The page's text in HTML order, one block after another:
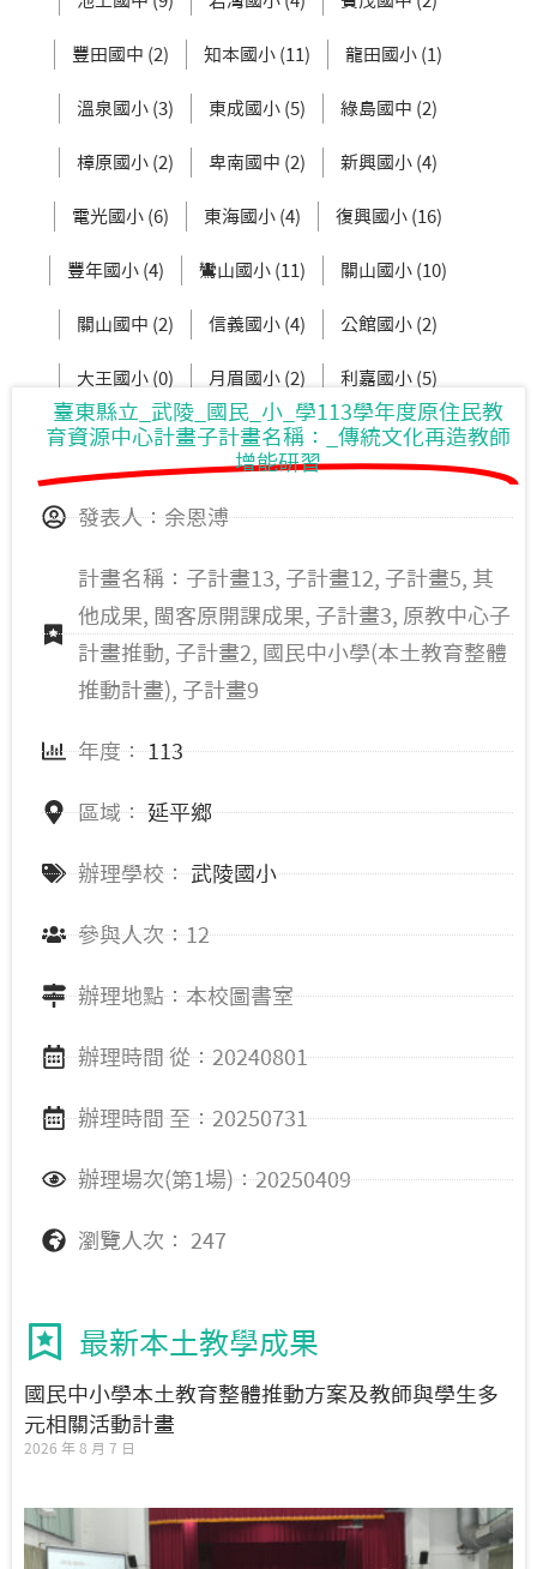
豐田國中 (2) 知本國小 (11) 龍田國小 (1)
溫泉國小 (3) 東成國小 (5) 綠島國中 (2)
樟原國小 (2) 卑南國中 (2) 新興國小 (4)
電光國小 (6) 東海國小 (4) 復興國小 (16)
豐年國小 (4) 鸞山國小 (11) 關山國小 (10)
關山國中 (2) 信義國小 (4) 公館國小 (2)
大王國小 (0) 月眉國小 (2) 利嘉國小 (5)
新生國中 (3) 東大附小 (2)
臺東縣立_武陵_國民_小_學113學年度原住民教
育資源中心計畫子計畫名稱：_傳統文化再造教師
增能研習
發表人：余恩溥
計畫名稱：子計畫13, 子計畫12, 子計畫5, 其
他成果, 閩客原開課成果, 子計畫3, 原教中心子
計畫推動, 子計畫2, 國民中小學(本土教育整體
推動計畫), 子計畫9
年度： 113
區域： 延平鄉
辦理學校： 武陵國小
參與人次：12
辦理地點：本校圖書室
辦理時間 從：20240801
辦理時間 至：20250731
辦理場次(第1場)：20250409
瀏覽人次： 247
最新本土教學成果
國民中小學本土教育整體推動方案及教師與學生多
元相關活動計畫
2026 年 8 月 7 日